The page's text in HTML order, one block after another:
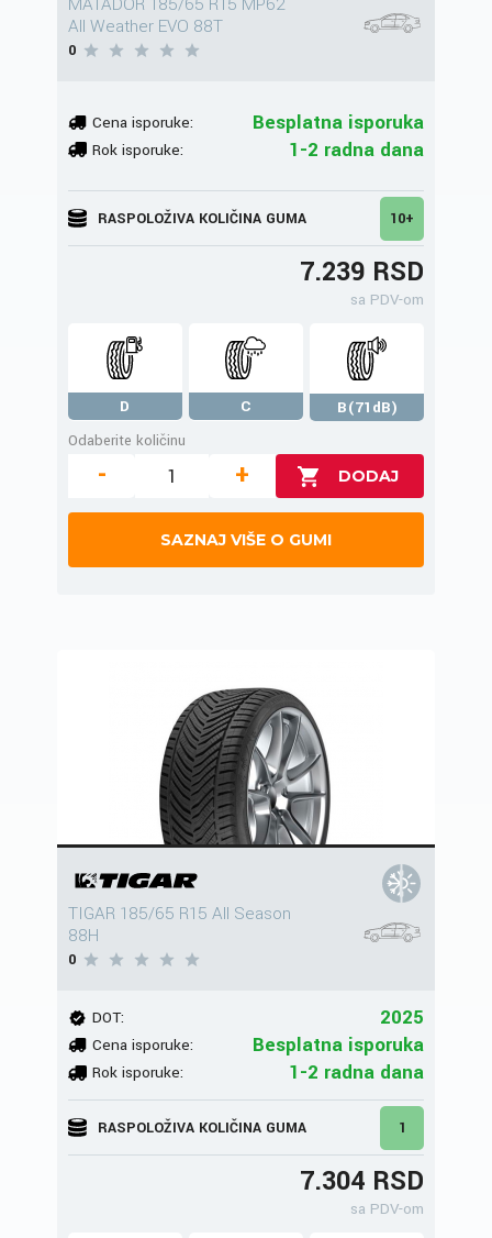
All Weather EVO 88T
0
Cena isporuke: Besplatna isporuka
Rok isporuke: 1-2 radna dana
RASPOLOŽIVA KOLIČINA GUMA 10+
7.239 RSD
sa PDV-om
D C
B(71dB)
Odaberite količinu
- +
SAZNAJ VIŠE O GUMI
TIGAR 185/65 R15 All Season
88H
0
DOT: 2025
Cena isporuke: Besplatna isporuka
Rok isporuke: 1-2 radna dana
RASPOLOŽIVA KOLIČINA GUMA 1
7.304 RSD
sa PDV-om